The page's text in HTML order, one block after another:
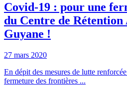
Covid-19 : pour une
du Centre de
Guyane !
27 mars 2020
En dépit des mesures de lutte
fermeture des frontières ...